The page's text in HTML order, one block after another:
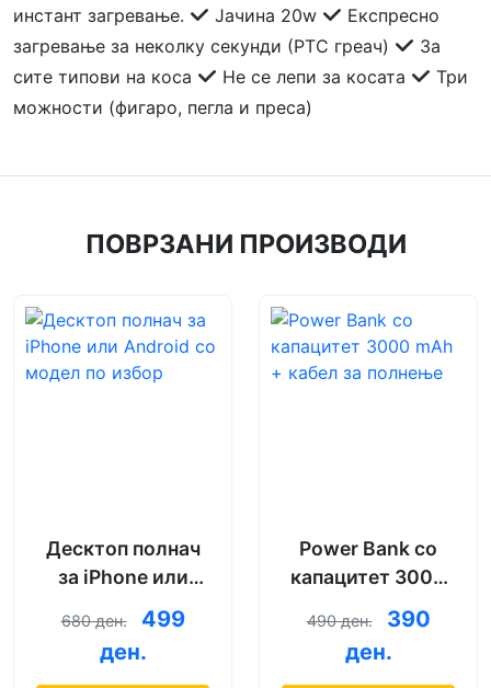
инстант загревање.
Јачина 20w
Експресно
загревање за неколку секунди (РТС греач)
За
сите типови на коса
Не се лепи за косата
Три
можности (фигаро, пегла и преса)
ПОВРЗАНИ ПРОИЗВОДИ
Десктоп полнач
за iPhone или
Android со модел
по избор
680 ден.
499
ден.
Power Bank со
капацитет 3000
mAh + кабел за
полнење
490 ден.
390
ден.